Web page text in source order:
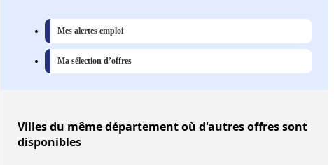
Mes alertes emploi
Ma sélection d’offres
Villesdu même département où d'autres offres sont
disponibles